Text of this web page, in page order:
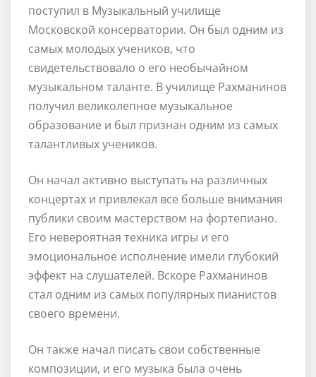
поступил в Музыкальный училище
Московской консерватории. Он был одним из
самых молодых учеников, что
свидетельствовало о его необычайном
музыкальном таланте. В училище Рахманинов
получил великолепное музыкальное
образование и был признан одним из самых
талантливых учеников.
Он начал активно выступать на различных
концертах и привлекал все больше внимания
публики своим мастерством на фортепиано.
Его невероятная техника игры и его
эмоциональное исполнение имели глубокий
эффект на слушателей. Вскоре Рахманинов
стал одним из самых популярных пианистов
своего времени.
Он также начал писать свои собственные
композиции, и его музыка была очень